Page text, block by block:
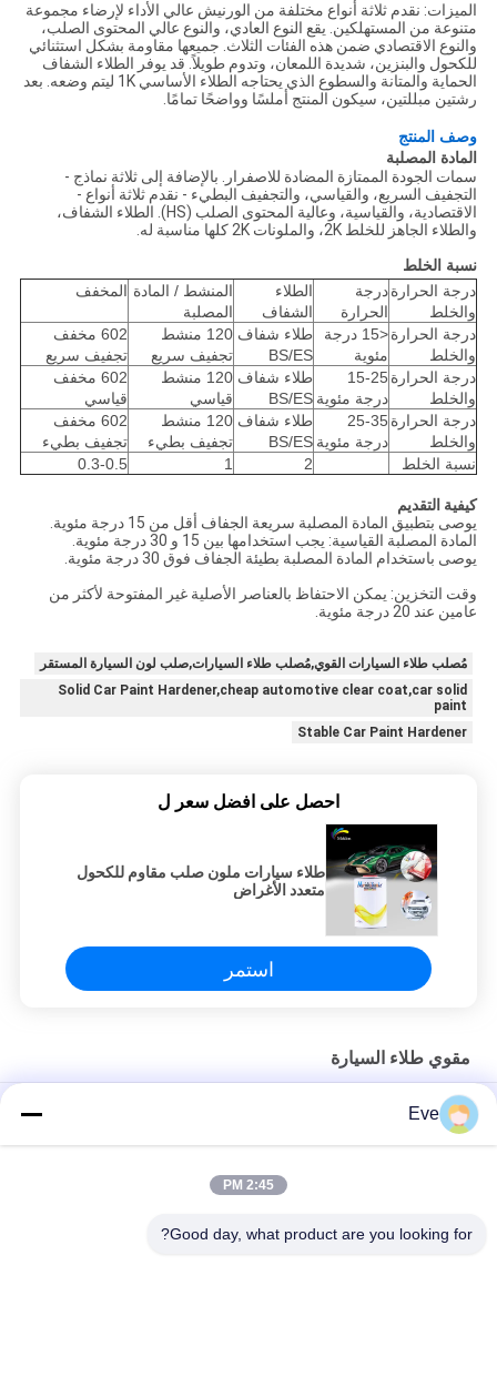
الميزات: نقدم ثلاثة أنواع مختلفة من الورنيش عالي الأداء لإرضاء مجموعة
متنوعة من المستهلكين. يقع النوع العادي، والنوع عالي المحتوى الصلب،
والنوع الاقتصادي ضمن هذه الفئات الثلاث. جميعها مقاومة بشكل استثنائي
للكحول والبنزين، شديدة اللمعان، وتدوم طويلاً. قد يوفر الطلاء الشفاف
الحماية والمتانة والسطوع الذي يحتاجه الطلاء الأساسي 1K ليتم وضعه. بعد
رشتين مبللتين، سيكون المنتج أملسًا وواضحًا تمامًا.
وصف المنتج
المادة المصلبة
سمات الجودة الممتازة المضادة للاصفرار. بالإضافة إلى ثلاثة نماذج -
التجفيف السريع، والقياسي، والتجفيف البطيء - نقدم ثلاثة أنواع -
الاقتصادية، والقياسية، وعالية المحتوى الصلب (HS). الطلاء الشفاف،
والطلاء الجاهز للخلط 2K، والملونات 2K كلها مناسبة له.
نسبة الخلط
درجة الحرارة
والخلط
درجة
الحرارة
الطلاء
الشفاف
المنشط / المادة
المصلبة
المخفف
درجة الحرارة
والخلط
<15 درجة
مئوية
طلاء شفاف
BS/ES
120 منشط
تجفيف سريع
602 مخفف
تجفيف سريع
درجة الحرارة
والخلط
15-25
درجة مئوية
طلاء شفاف
BS/ES
120 منشط
قياسي
602 مخفف
قياسي
درجة الحرارة
والخلط
25-35
درجة مئوية
طلاء شفاف
BS/ES
120 منشط
تجفيف بطيء
602 مخفف
تجفيف بطيء
نسبة الخلط
2
1
0.3-0.5
كيفية التقديم
يوصى بتطبيق المادة المصلبة سريعة الجفاف أقل من 15 درجة مئوية.
المادة المصلبة القياسية: يجب استخدامها بين 15 و 30 درجة مئوية.
يوصى باستخدام المادة المصلبة بطيئة الجفاف فوق 30 درجة مئوية.
وقت التخزين: يمكن الاحتفاظ بالعناصر الأصلية غير المفتوحة لأكثر من
عامين عند 20 درجة مئوية.
مُصلب طلاء السيارات القوي,مُصلب طلاء السيارات,صلب لون السيارة المستقر
Solid Car Paint Hardener,cheap automotive clear coat,car solid
paint
Stable Car Paint Hardener
احصل على افضل سعر ل
طلاء سيارات ملون صلب مقاوم للكحول
متعدد الأغراض
استمر
مقوي طلاء السيارة
طلاء سيارات غير ضار صلبة معطف واضح مقاوم للكيماويات
طلاء السيارات المستقر من ISO مع صلبة عديمة الرائحة صلبة سريعة
Eve
2:45 PM
Good day, what product are you looking for?